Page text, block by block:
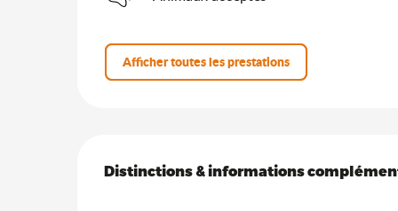
Afficher toutes les prestations
Offres de prestations
Distinctions & informations
Distinctions & informations